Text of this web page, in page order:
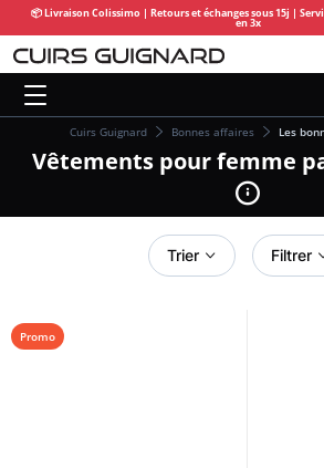
📦 Livraison Colissimo | Retours et échanges sous 15j |
en 3x
Cuirs Guignard Bonnes affaires Les
Vêtements pour femme
Trier Filtrer
Promo